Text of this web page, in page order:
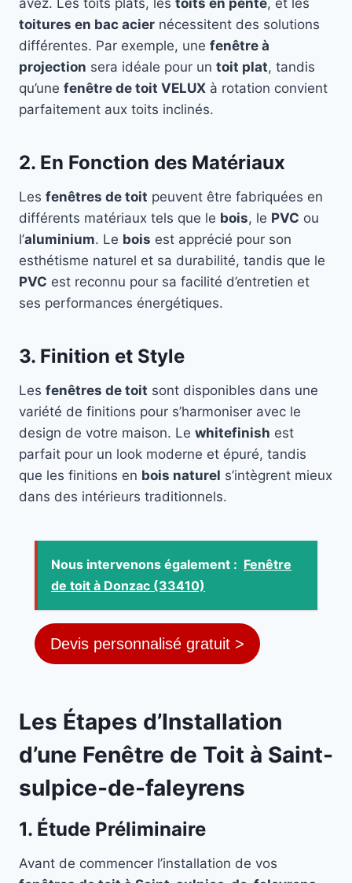
avez. Les toits plats, les toits en pente, et les
toitures en bac acier nécessitent des solutions
différentes. Par exemple, une fenêtre à
projection sera idéale pour un toit plat, tandis
qu’une fenêtre de toit VELUX à rotation convient
parfaitement aux toits inclinés.
2. En Fonction des Matériaux
Les fenêtres de toit peuvent être fabriquées en
différents matériaux tels que le bois, le PVC ou
l’aluminium. Le bois est apprécié pour son
esthétisme naturel et sa durabilité, tandis que le
PVC est reconnu pour sa facilité d’entretien et
ses performances énergétiques.
3. Finition et Style
Les fenêtres de toit sont disponibles dans une
variété de finitions pour s’harmoniser avec le
design de votre maison. Le whitefinish est
parfait pour un look moderne et épuré, tandis
que les finitions en bois naturel s’intègrent mieux
dans des intérieurs traditionnels.
Nous intervenons également : Fenêtre
de toit à Donzac (33410)
Devis personnalisé gratuit >
Les Étapes d’Installation
d’une Fenêtre de Toit à Saint-
sulpice-de-faleyrens
1. Étude Préliminaire
Avant de commencer l’installation de vos